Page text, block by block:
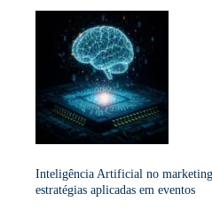
Inteligência Artificial no
estratégias aplicadas em eventos